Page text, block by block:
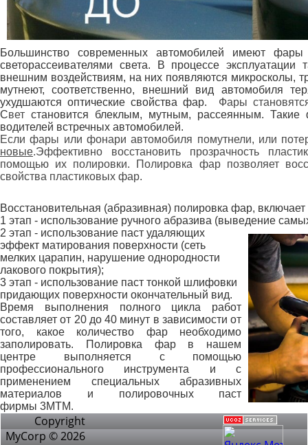
Большинство современных автомобилей имеют фары
светорассеивателями света. В процессе
внешним воздействиям, на них появляются микросколы,
мутнеют, соответственно, внешний вид автомобиля
ухудшаются оптические свойства фар.
Фары
Свет становится блеклым, мутным, рассеянным.
водителей встречных автомобилей.
Если фары или фонари автомобиля помутнели, или
новые.Эффективно восстановить прозрачность
помощью их полировки. Полировка фар позволяет
свойства пластиковых фар.
Восстановительная (абразивная) полировка фар, включает
1 этап - использование ручного абразива (выведение
2 этап - использование паст удаляющих
эффект матирования поверхности (сеть
мелких царапин, нарушение однородности
лакового покрытия);
3 этап - использование паст тонкой шлифовки
придающих поверхности окончательный вид.
Время выполнения полного цикла работ
составляет от 20 до 40 минут в зависимости от
того, какое количество фар необходимо
заполировать. Полировка фар в нашем
центре выполняется с помощью
профессионального инструмента и с
применением специальных абразивных
материалов и полировочных паст
фирмы 3MTM.
Copyright
MyCorp © 2026